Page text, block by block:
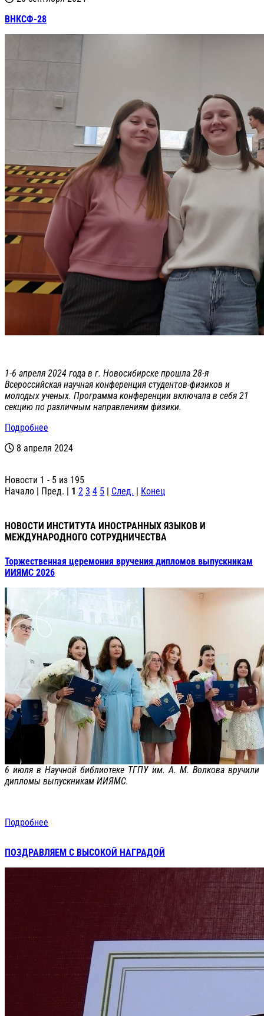
ВНКСФ-28
1-6 апреля 2024 года в г. Новосибирске прошла 28-я
Всероссийская научная конференция студентов-физиков и
молодых ученых. Программа конференции включала в себя 21
секцию по различным направлениям физики.
Подробнее
8 апреля 2024
Новости 1 - 5 из 195
Начало | Пред. | 1 2 3 4 5 | След. | Конец
НОВОСТИ ИНСТИТУТА ИНОСТРАННЫХ ЯЗЫКОВ И
МЕЖДУНАРОДНОГО СОТРУДНИЧЕСТВА
Торжественная церемония вручения дипломов выпускникам
ИИЯМС 2026
6 июля в Научной библиотеке ТГПУ им. А. М. Волкова вручили
дипломы выпускникам ИИЯМС.
Подробнее
ПОЗДРАВЛЯЕМ С ВЫСОКОЙ НАГРАДОЙ